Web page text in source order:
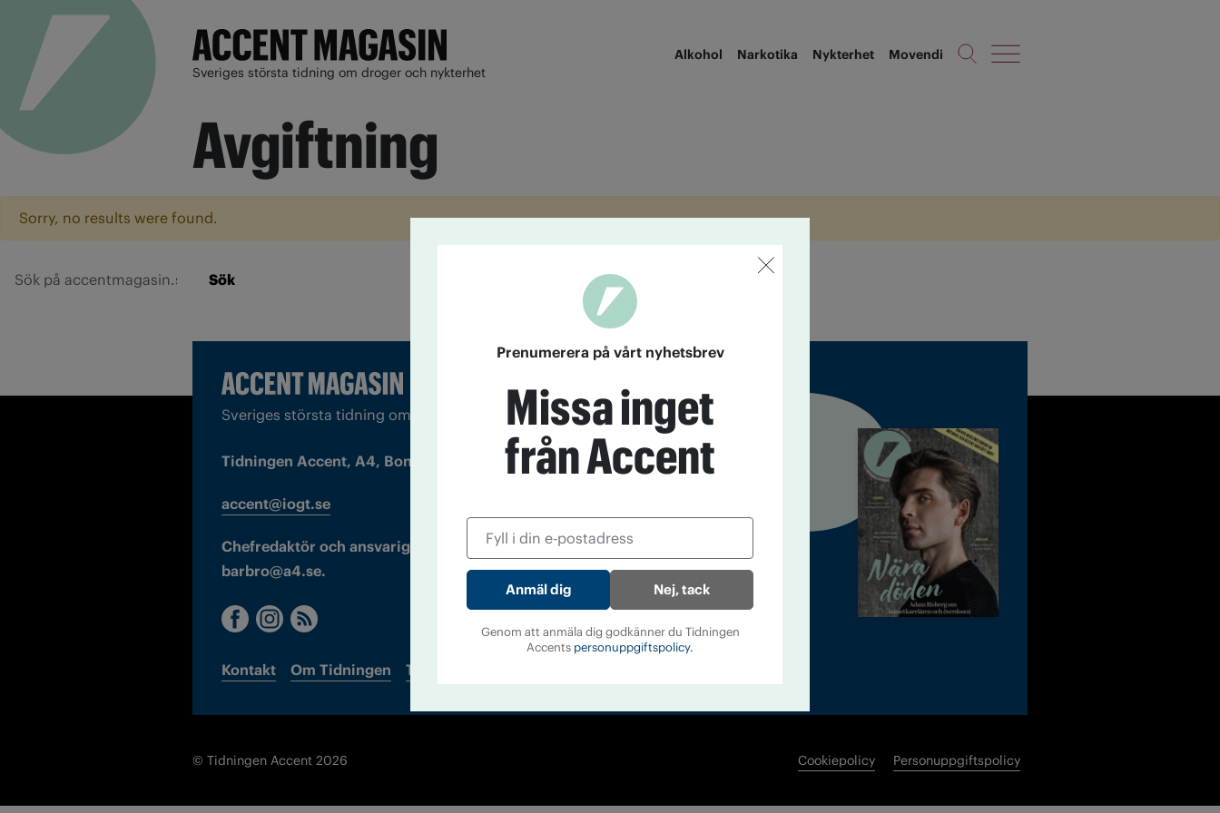
Sveriges största tidning om droger och nykterhet
Alkohol Narkotika Nykterhet Movendi
Avgiftning
Sorry, no results were found.
Sök
Sveriges största tidning om droger och nykterhet
Tidningen Accent, A4, Bondegatan 21, 116 33 Stockholm
accent@iogt.se
Chefredaktör och ansvarig utgivare: Barbro Janson Lundkvist,
barbro@a4.se.
Kontakt Om Tidningen Tidningsarkiv
© Tidningen Accent 2026 Cookiepolicy Personuppgiftspolicy
Prenumerera på vårt nyhetsbrev
Missa inget
från Accent
Nej, tack
Genom att anmäla dig godkänner du Tidningen
Accents personuppgiftspolicy.